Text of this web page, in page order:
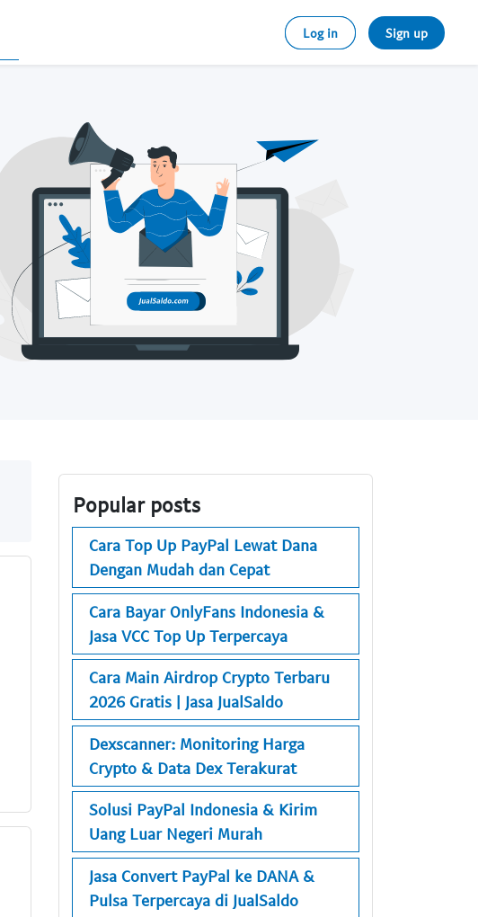
Log in Sign up
Popular posts
Cara Top Up PayPal Lewat Dana
Dengan Mudah dan Cepat
Cara Bayar OnlyFans Indonesia &
Jasa VCC Top Up Terpercaya
Cara Main Airdrop Crypto Terbaru
2026 Gratis | Jasa JualSaldo
Dexscanner: Monitoring Harga
Crypto & Data Dex Terakurat
Solusi PayPal Indonesia & Kirim
Uang Luar Negeri Murah
Jasa Convert PayPal ke DANA &
Pulsa Terpercaya di JualSaldo